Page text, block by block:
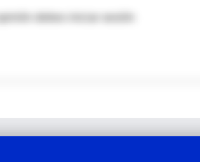
debes iniciar sesión